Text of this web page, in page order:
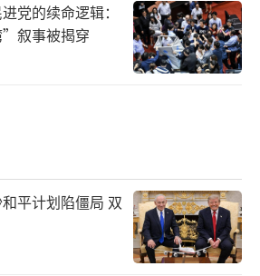
党的续命逻辑：
叙事被揭穿
平计划陷僵局 双